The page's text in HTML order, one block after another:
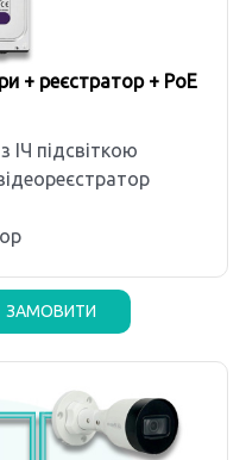
+ реєстратор + PoE
ІЧ підсвіткою
ЗАМОВИТИ